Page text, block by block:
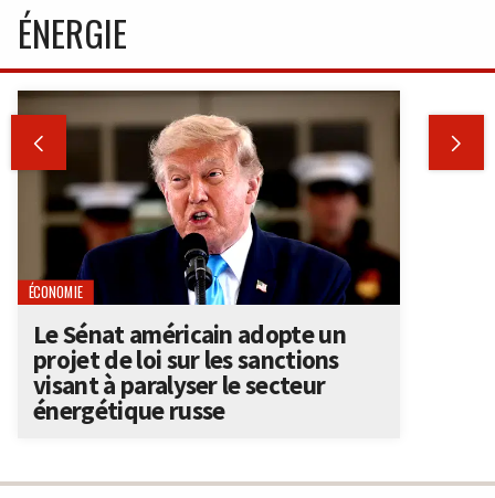
ÉNERGIE
 
ÉCONOMIE
Le Sénat américain adopte un
projet de loi sur les sanctions
visant à paralyser le secteur
énergétique russe